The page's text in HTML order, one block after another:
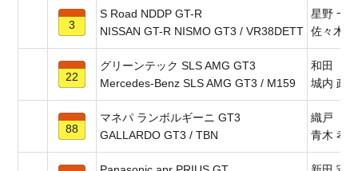
3
S Road NDDP GT-R
NISSAN GT-R NISMO GT3 / VR38DETT
星野 一
佐々木
22
グリーンテック SLS AMG GT3
Mercedes-Benz SLS AMG GT3 / M159
和田 久
城内 政
88
マネパ ランボルギーニ GT3
GALLARDO GT3 / TBN
織戸 学
青木 孝